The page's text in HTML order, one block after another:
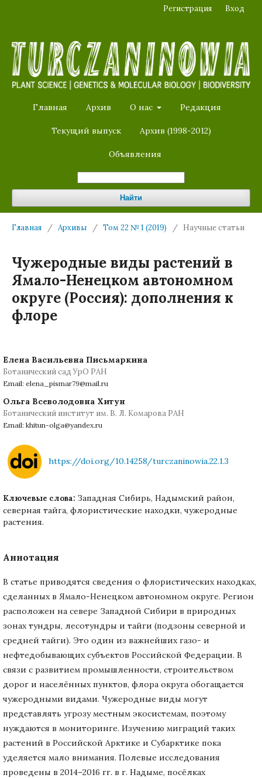
Главная Архив О нас Редакция
Текущий выпуск Архив (1998-2012)
Объявления
Найти
Регистрация Вход
Главная / Архивы / Том 22 № 1 (2019) / Научные статьи
Чужеродные виды растений в
Ямало-Ненецком автономном
округе (Россия): дополнения к
флоре
Елена Васильевна Письмаркина
Ботанический сад УрО РАН
Email: elena_pismar79@mail.ru
Ольга Всеволодовна Хитун
Ботанический институт им. В. Л. Комарова РАН
Email: khitun-olga@yandex.ru
https://doi.org/10.14258/turczaninowia.22.1.3
Ключевые слова: Западная Сибирь, Надымский район,
северная тайга, флористические находки, чужеродные
растения.
Аннотация
В статье приводятся сведения о флористических находках,
сделанных в Ямало-Ненецком автономном округе. Регион
расположен на севере Западной Сибири в природных
зонах тундры, лесотундры и тайги (подзоны северной и
средней тайги). Это один из важнейших газо- и
нефтедобывающих субъектов Российской Федерации. В
связи с развитием промышленности, строительством
дорог и населённых пунктов, флора округа обогащается
чужеродными видами. Чужеродные виды могут
представлять угрозу местным экосистемам, поэтому
нуждаются в мониторинге. Изучению миграций таких
растений в Российской Арктике и Субарктике пока
уделяется мало внимания. Полевые исследования
проведены в 2014–2016 гг. в г. Надыме, посёлках